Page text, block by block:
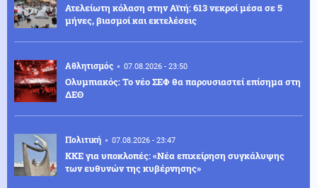
Ατελείωτη κόλαση στην Αϊτή: 613 νεκροί μέσα σε 5
μήνες, βιασμοί και εκτελέσεις
Αθλητισμός 07.08.2026 - 23:50
Ολυμπιακός: Το νέο ΣΕΦ θα παρουσιαστεί επίσημα στη
ΔΕΘ
Πολιτική 07.08.2026 - 23:47
ΚΚΕ για υποκλοπές: «Νέα επιχείρηση συγκάλυψης
των ευθυνών της κυβέρνησης»